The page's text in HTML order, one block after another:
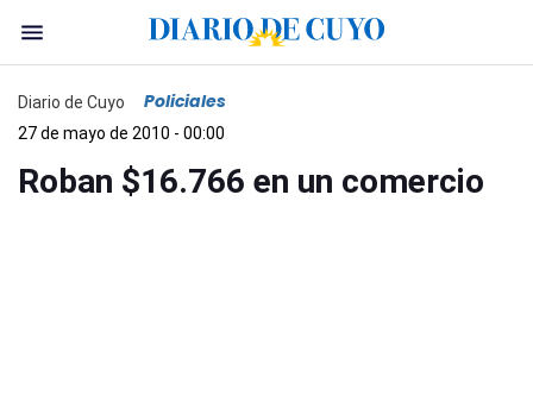
Diario de Cuyo Policiales
27 de mayo de 2010 - 00:00
Roban $16.766 en un comercio